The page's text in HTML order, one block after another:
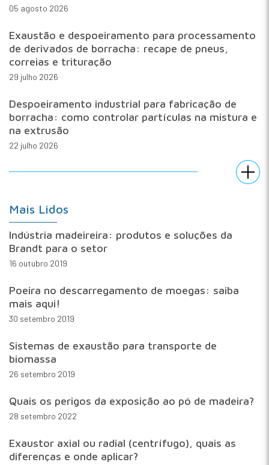
05 agosto 2026
Exaustão e despoeiramento para processamento
de derivados de borracha: recape de pneus,
correias e trituração
29 julho 2026
Despoeiramento industrial para fabricação de
borracha: como controlar partículas na mistura e
na extrusão
22 julho 2026
Mais Lidos
Indústria madeireira: produtos e soluções da
Brandt para o setor
16 outubro 2019
Poeira no descarregamento de moegas: saiba
mais aqui!
30 setembro 2019
Sistemas de exaustão para transporte de
biomassa
26 setembro 2019
Quais os perigos da exposição ao pó de madeira?
28 setembro 2022
Exaustor axial ou radial (centrífugo), quais as
diferenças e onde aplicar?